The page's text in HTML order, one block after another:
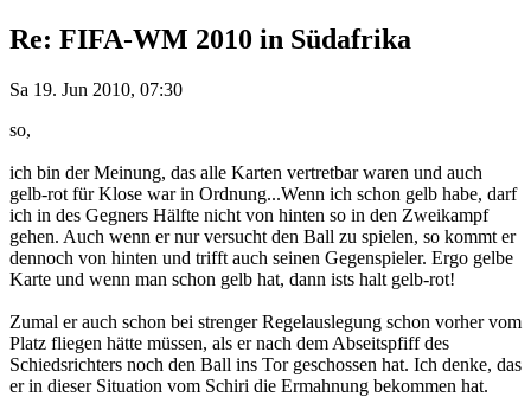
Re: FIFA-WM 2010 in Südafrika
Sa 19. Jun 2010, 07:30
so,
ich bin der Meinung, das alle Karten vertretbar waren und auch
gelb-rot für Klose war in Ordnung...Wenn ich schon gelb habe, darf
ich in des Gegners Hälfte nicht von hinten so in den Zweikampf
gehen. Auch wenn er nur versucht den Ball zu spielen, so kommt er
dennoch von hinten und trifft auch seinen Gegenspieler. Ergo gelbe
Karte und wenn man schon gelb hat, dann ists halt gelb-rot!
Zumal er auch schon bei strenger Regelauslegung schon vorher vom
Platz fliegen hätte müssen, als er nach dem Abseitspfiff des
Schiedsrichters noch den Ball ins Tor geschossen hat. Ich denke, das
er in dieser Situation vom Schiri die Ermahnung bekommen hat.